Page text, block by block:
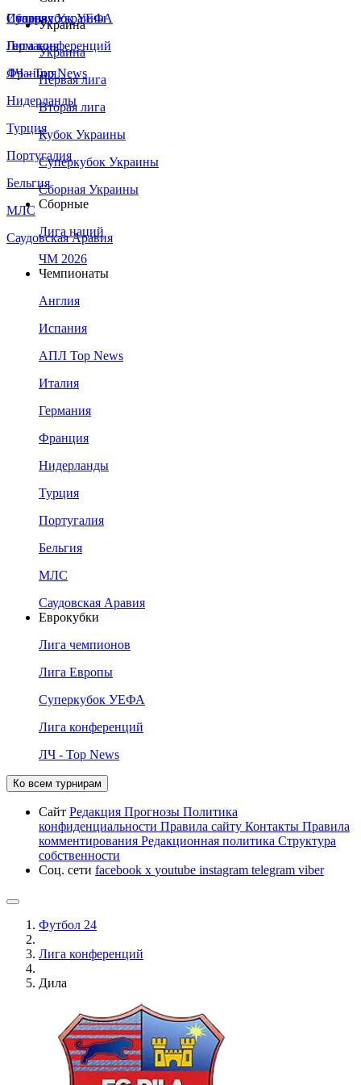
Сборная Украины
Италия
Германия
Франция
Нидерланды
Турция
Португалия
Бельгия
МЛС
Саудовская Аравия
Суперкубок УЕФА
Лига конференций
ЛЧ - Top News
Украина
Украина
Первая лига
Вторая лига
Кубок Украины
Суперкубок Украины
Сборная Украины
Сборные
Лига наций
ЧМ 2026
Чемпионаты
Англия
Испания
АПЛ Top News
Италия
Германия
Франция
Нидерланды
Турция
Португалия
Бельгия
МЛС
Саудовская Аравия
Еврокубки
Лига чемпионов
Лига Европы
Суперкубок УЕФА
Лига конференций
ЛЧ - Top News
Ко всем турнирам
Сайт Редакция Прогнозы Политика
конфиденциальности Правила сайту Контакты Правила
комментирования Редакционная политика Структура
собственности
Соц. сети facebook x youtube instagram telegram viber
Футбол 24
Лига конференций
Дила